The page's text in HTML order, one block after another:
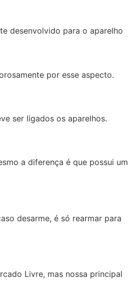
desenvolvido para o aparelho
por esse aspecto.
ser ligados os aparelhos.
a diferença é que possui um
desarme, é só rearmar para
Livre, mas nossa principal